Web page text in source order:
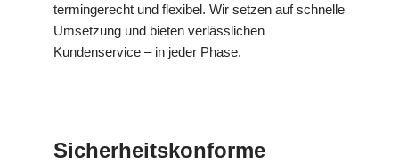
termingerecht und flexibel. Wir setzen auf schnelle
Umsetzung und bieten verlässlichen
Kundenservice – in jeder Phase.
Sicherheitskonforme